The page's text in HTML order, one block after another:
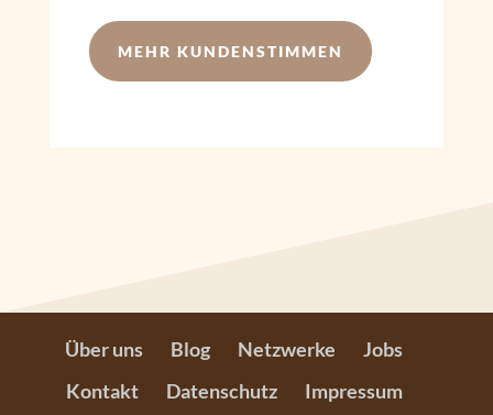
MEHR KUNDENSTIMMEN
Über uns Blog Netzwerke
Jobs
Kontakt
Datenschutz Impressum